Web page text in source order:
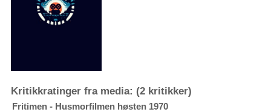
Kritikkratinger fra media: (2 kritikker)
Fritimen - Husmorfilmen høsten 1970